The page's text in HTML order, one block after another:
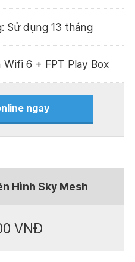
Sử dụng 13 tháng
6 + FPT Play Box
ngay
Hình Sky Mesh
VNĐ